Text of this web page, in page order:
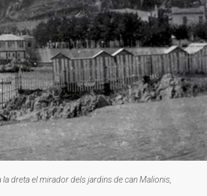
la dreta el mirador dels jardins de can Malionis,